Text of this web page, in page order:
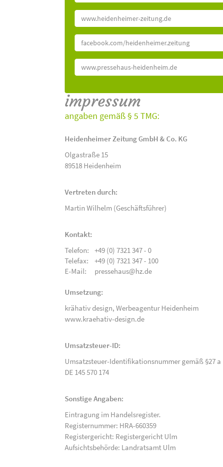
www.heidenheimer-zeitung.de
facebook.com/heidenheimer.zeitung
www.pressehaus-heidenheim.de
impressum
angaben gemäß § 5 TMG:
Heidenheimer Zeitung GmbH & Co. KG
Olgastraße 15
89518 Heidenheim
Vertreten durch:
Martin Wilhelm (Geschäftsführer)
Kontakt:
Telefon:
+49 (0) 7321 347 - 0
Telefax:
+49 (0) 7321 347 - 100
E-Mail:
pressehaus@hz.de
Umsetzung:
krähativ design, Werbeagentur Heidenheim
www.kraehativ-design.de
Umsatzsteuer-ID:
Umsatzsteuer-Identifikationsnummer gemäß §27 a
DE 145 570 174
Sonstige Angaben:
Eintragung im Handelsregister.
Registernummer: HRA-660359
Registergericht: Registergericht Ulm
Aufsichtsbehörde: Landratsamt Ulm